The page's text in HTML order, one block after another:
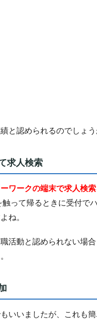
と認められるのでしょ
求人検索
ワークの端末で求人検
って帰るときに受付で
ね。
活動と認められない場
いいましたが、これも